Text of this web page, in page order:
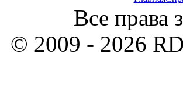
Все права
© 2009 - 2026